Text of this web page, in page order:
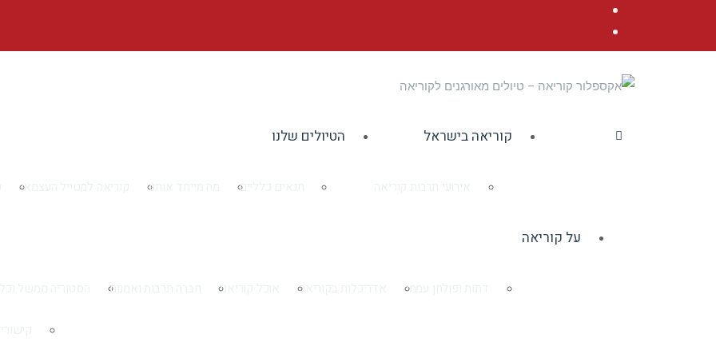
הטיולים שלנו
קוריאה למטייל העצמאי מה מייחד אותנו תנאים כלליים
קוריאה בישראל
על קוריאה
הסטוריה ממשל חברה תרבות ואמנות אוכל קוריאני אדריכלות בקוריאה דתות ופולחן עממי